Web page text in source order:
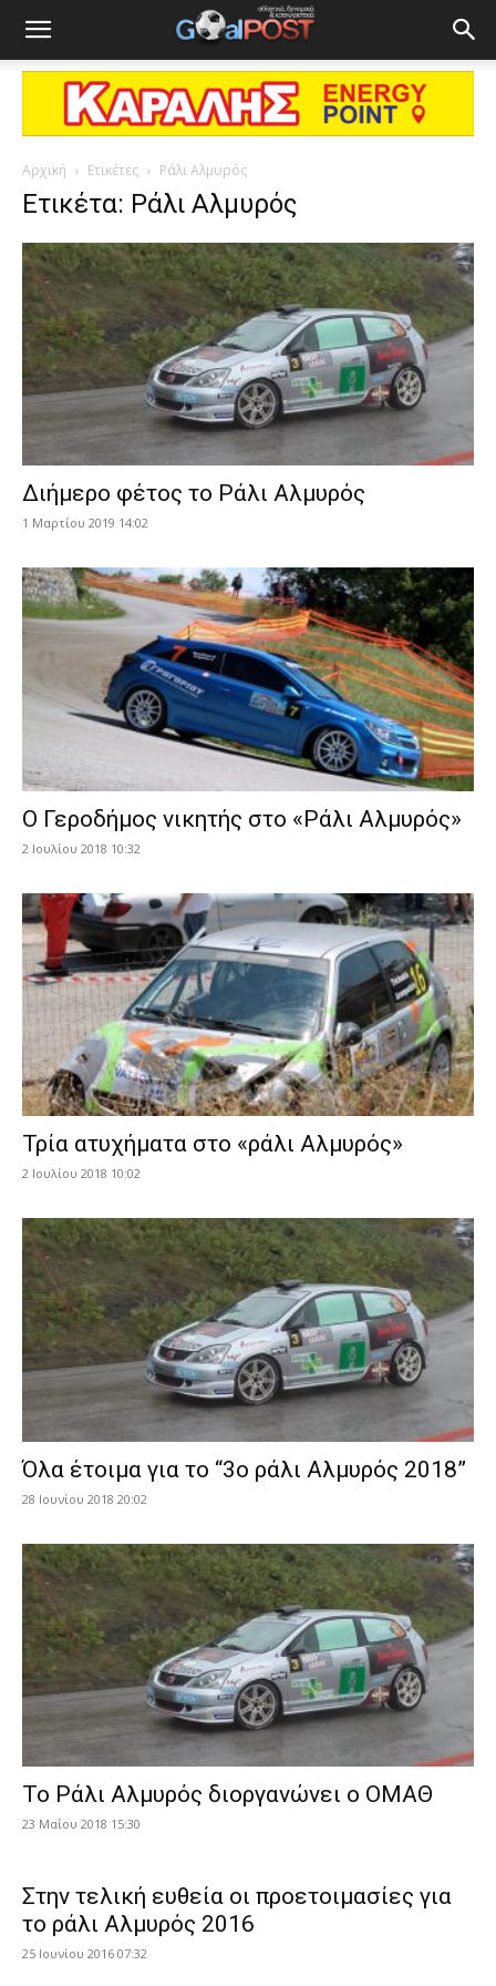
Αρχική Ετικέτες Ράλι Αλμυρός
Ετικέτα: Ράλι Αλμυρός
Διήμερο φέτος το Ράλι Αλμυρός
1 Μαρτίου 2019 14:02
Ο Γεροδήμος νικητής στο «Ράλι Αλμυρός»
2 Ιουλίου 2018 10:32
Τρία ατυχήματα στο «ράλι Αλμυρός»
2 Ιουλίου 2018 10:02
Όλα έτοιμα για το “3ο ράλι Αλμυρός 2018”
28 Ιουνίου 2018 20:02
Το Ράλι Αλμυρός διοργανώνει ο ΟΜΑΘ
23 Μαΐου 2018 15:30
Στην τελική ευθεία οι προετοιμασίες για
το ράλι Αλμυρός 2016
25 Ιουνίου 2016 07:32